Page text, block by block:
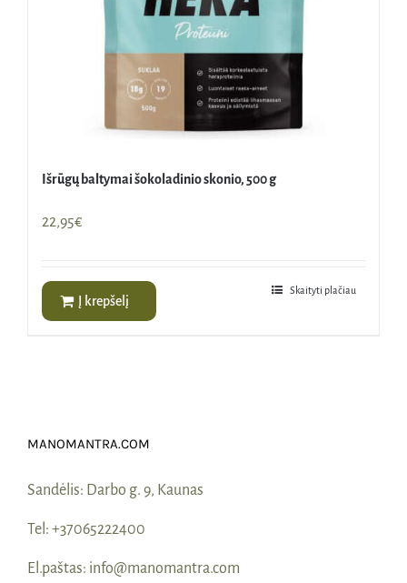
Išrūgų baltymai šokoladinio skonio, 500 g
22,95€
Į krepšelį
Skaityti plačiau
MANOMANTRA.COM
Sandėlis: Darbo g. 9, Kaunas
Tel: +37065222400
El.paštas: info@manomantra.com